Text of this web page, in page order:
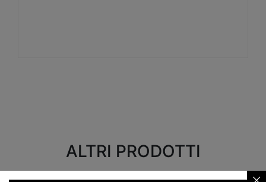
ALTRI PRODOTTI